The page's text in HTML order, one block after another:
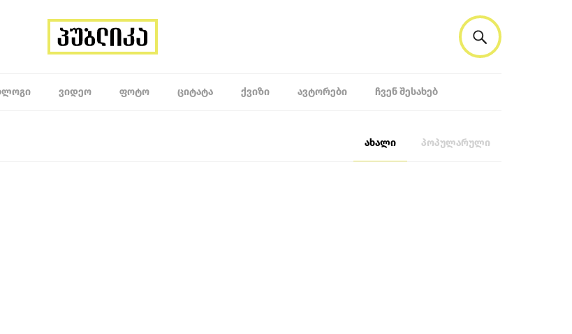
ᲕᲘᲓᲔᲝ ᲤᲝᲢᲝ ᲪᲘᲢᲐᲢᲐ ᲥᲕᲘᲖᲘ ᲐᲕᲢᲝᲠᲔᲑᲘ ᲩᲕᲔᲜ ᲨᲔᲡᲐᲮᲔᲑ
ახალი პოპულარული